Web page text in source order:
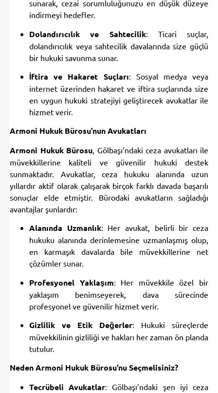
sunarak, cezai sorumluluğunuzu en düşük düzeye
indirmeyi hedefler.
Dolandırıcılık ve Sahtecilik: Ticari suçlar,
dolandırıcılık veya sahtecilik davalarında size güçlü
bir hukuki savunma sunar.
İftira ve Hakaret Suçları: Sosyal medya veya
internet üzerinden hakaret ve iftira suçlarında size
en uygun hukuki stratejiyi geliştirecek avukatlar ile
hizmet verir.
Armoni Hukuk Bürosu’nun Avukatları
Armoni Hukuk Bürosu , Gölbaşı’ndaki ceza avukatları ile
müvekkillerine kaliteli ve güvenilir hukuki destek
sunmaktadır. Avukatlar, ceza hukuku alanında uzun
yıllardır aktif olarak çalışarak birçok farklı davada başarılı
sonuçlar elde etmiştir. Bürodaki avukatların sağladığı
avantajlar şunlardır:
Alanında Uzmanlık: Her avukat, belirli bir ceza
hukuku alanında derinlemesine uzmanlaşmış olup,
en karmaşık davalarda bile müvekkillerine net
çözümler sunar.
Profesyonel Yaklaşım: Her müvekkile özel bir
yaklaşım benimseyerek, dava sürecinde
profesyonel ve güvenilir hizmet verir.
Gizlilik ve Etik Değerler: Hukuki süreçlerde
müvekkilinin gizliliği ve hakları her zaman ön planda
tutulur.
Neden Armoni Hukuk Bürosu’nu Seçmelisiniz?
Tecrübeli Avukatlar: Gölbaşı’ndaki şen iyi ceza